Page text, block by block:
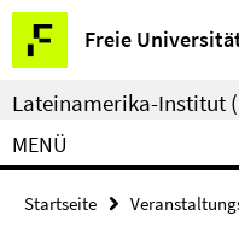
Springe
direkt
zu
Inhalt
Freie
Service-
Navigation
Lateinamerika-Institut
MENÜ
Startseite